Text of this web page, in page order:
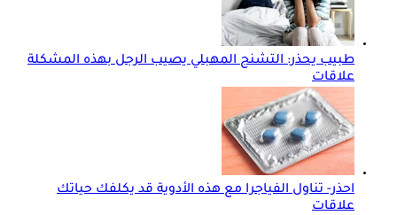
طبيب يحذر: التشنج المهبلي يصيب الرجل بهذه المشكلة
علاقات
احذر- تناول الفياجرا مع هذه الأدوية قد يكلفك حياتك
علاقات